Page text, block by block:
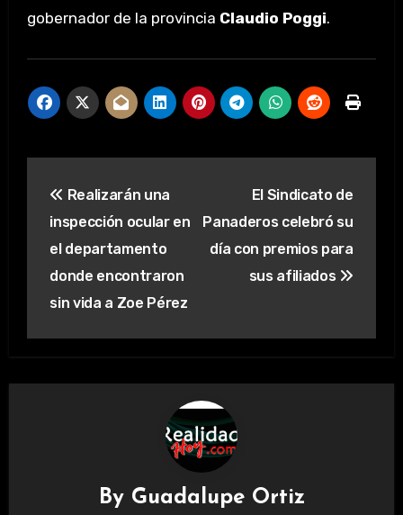
gobernador de la provincia Claudio Poggi.
de
entradas
Realizarán una
inspección ocular en
el departamento
donde encontraron
sin vida a Zoe Pérez
El Sindicato de
Panaderos celebró su
día con premios para
sus afiliados
By Guadalupe Ortiz